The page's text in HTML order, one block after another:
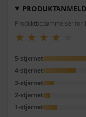
Produktbedømmelser for
★
★ ★
★ ★
★ ★
★
5-stjernet
4-stjernet
3-stjernet
2-stjernet
1-stjernet